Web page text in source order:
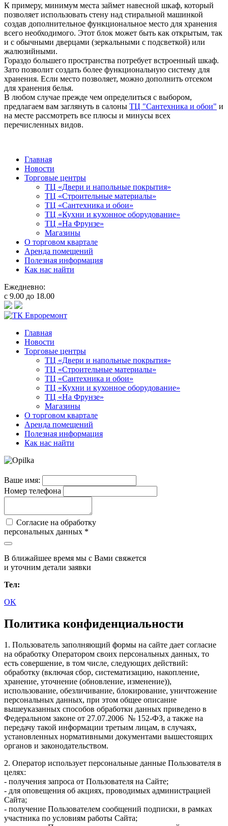
К примеру, минимум места займет навесной шкаф, который
позволяет использовать стену над стиральной машинкой
создав дополнительное функциональное место для хранения
всего необходимого. Этот блок может быть как открытым, так
и с обычными дверцами (зеркальными с подсветкой) или
жалюзийными.
Гораздо большего пространства потребует встроенный шкаф.
Зато позволит создать более функциональную систему для
хранения. Если место позволяет, можно дополнить отсеком
для хранения белья.
В любом случае прежде чем определиться с выбором,
предлагаем вам заглянуть в салоны ТЦ "Сантехника и обои" и
на месте рассмотреть все плюсы и минусы всех
перечисленных видов.
Главная
Новости
Торговые центры
ТЦ «Двери и напольные покрытия»
ТЦ «Строительные материалы»
ТЦ «Сантехника и обои»
ТЦ «Кухни и кухонное оборудование»
ТЦ «На Фрунзе»
Магазины
О торговом квартале
Аренда помещений
Полезная информация
Как нас найти
Ежедневно:
с 9.00 до 18.00
Главная
Новости
Торговые центры
ТЦ «Двери и напольные покрытия»
ТЦ «Строительные материалы»
ТЦ «Сантехника и обои»
ТЦ «Кухни и кухонное оборудование»
ТЦ «На Фрунзе»
Магазины
О торговом квартале
Аренда помещений
Полезная информация
Как нас найти
Ваше имя:
Номер телефона
Согласие на обработку
персональных данных *
В ближайшее время мы с Вами свяжется
и уточним детали заявки
Тел:
OK
Политика конфиденциальности
1. Пользователь заполняющий формы на сайте дает согласие
на обработку Оператором своих персональных данных, то
есть совершение, в том числе, следующих действий:
обработку (включая сбор, систематизацию, накопление,
хранение, уточнение (обновление, изменение)),
использование, обезличивание, блокирование, уничтожение
персональных данных, при этом общее описание
вышеуказанных способов обработки данных приведено в
Федеральном законе от 27.07.2006 № 152-ФЗ, а также на
передачу такой информации третьим лицам, в случаях,
установленных нормативными документами вышестоящих
органов и законодательством.
2. Оператор использует персональные данные Пользователя в
целях:
- получения запроса от Пользователя на Сайте;
- для оповещения об акциях, проводимых администрацией
Сайта;
- получение Пользователем сообщений подписки, в рамках
участника по условиям работы Сайта;